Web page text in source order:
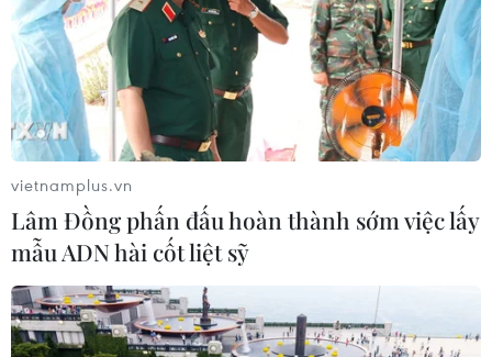
vietnamplus.vn
Lâm Đồng phấn đấu hoàn thành sớm việc lấy
mẫu ADN hài cốt liệt sỹ